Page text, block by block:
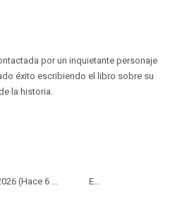
por un inquietante personaje
éxito escribiendo el libro sobre su
la historia.
6 meses y 21 días) Estreno